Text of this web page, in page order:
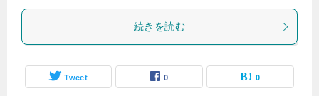
続きを読む
Tweet 0 0